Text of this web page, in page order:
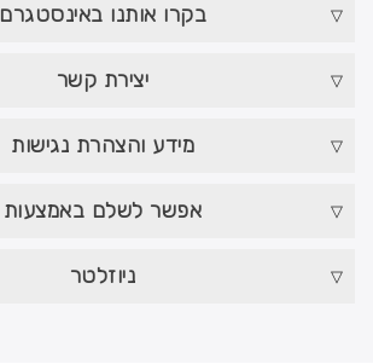
בקרו אותנו באינסטגרם
יצירת קשר
מידע והצהרת נגישות
אפשר לשלם באמצעות
ניוזלטר